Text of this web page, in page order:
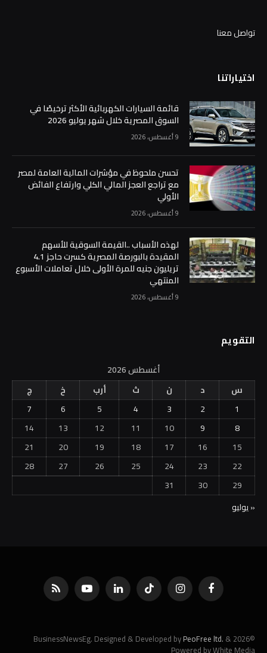
تواصل معنا
اختياراتنا
قائمة السيارات الكهربائية الأكثر ترخيصًا في
السوق المصرية خلال شهر يوليو 2026
9 أغسطس، 2026
تحسن ملحوظ في مؤشرات المالية العامة لمصر
مع تراجع العجز المالي الكلي وارتفاع الفائض
الأولي
9 أغسطس، 2026
لهذه الأسباب ..القيمة السوقية للأسهم
المقيدة بالبورصة المصرية كسرت حاجز 4.1
تريليون جنيه للمرة الأولى خلال تعاملات الأسبوع
المنتهي
9 أغسطس، 2026
التقويم
أغسطس 2026
س
د ن ث أرب خ
ج
1
2
3
4
5
6
7
8
9
10
11
12
13
14
15
16
17
18
19
20
21
22
23
24
25
26
27
28
29
30
31
« يوليو
فيسبوك الانستغرامتيكتوك لينكدإن يوتيوب RSS
©2026 BusinessNewsEg. Designed & Developed by
PeoFree ltd. &
Powered by White Media